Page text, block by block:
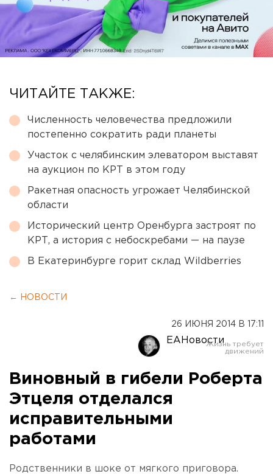
ЧИТАЙТЕ ТАКЖЕ:
Численность человечества предложили
постепенно сократить ради планеты
Участок с челябинским элеватором выставят
на аукцион по КРТ в этом году
Ракетная опасность угрожает Челябинской
области
Исторический центр Оренбурга застроят по
КРТ, а история с небоскребами — на паузе
В Екатеринбурге горит склад Wildberries
← НОВОСТИ
26 ИЮНЯ 2014 В 17:11
ЕАНовости
Виновный в гибели Роберта
Этцеля отделался
исправительными
работами
Родственники в шоке от мягкого приговора.